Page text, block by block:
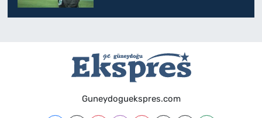
Guneydoguekspres.com